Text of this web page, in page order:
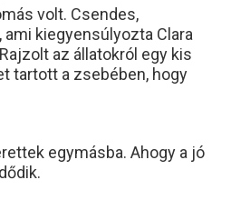
volt. Csendes,
kiegyensúlyozta Clara
az állatokról egy kis
tartott a zsebében, hogy
egymásba. Ahogy a jó